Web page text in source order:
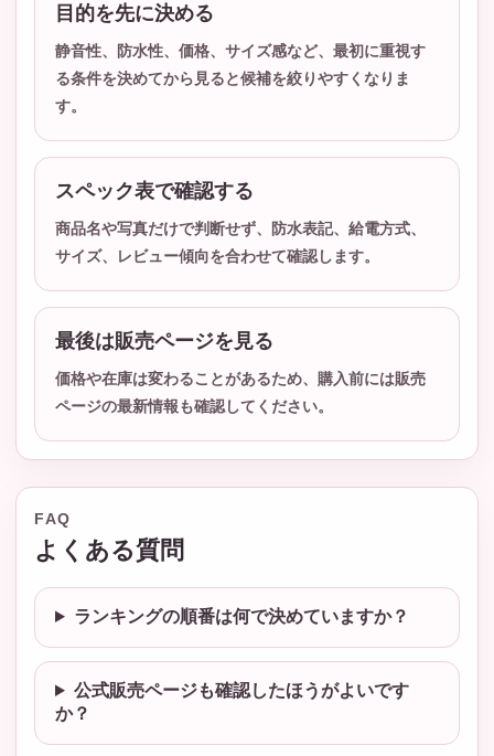
目的を先に決める
静音性、防水性、価格、サイズ感など、最初に重視す
る条件を決めてから見ると候補を絞りやすくなりま
す。
スペック表で確認する
商品名や写真だけで判断せず、防水表記、給電方式、
サイズ、レビュー傾向を合わせて確認します。
最後は販売ページを見る
価格や在庫は変わることがあるため、購入前には販売
ページの最新情報も確認してください。
FAQ
よくある質問
ランキングの順番は何で決めていますか？
公式販売ページも確認したほうがよいです
か？